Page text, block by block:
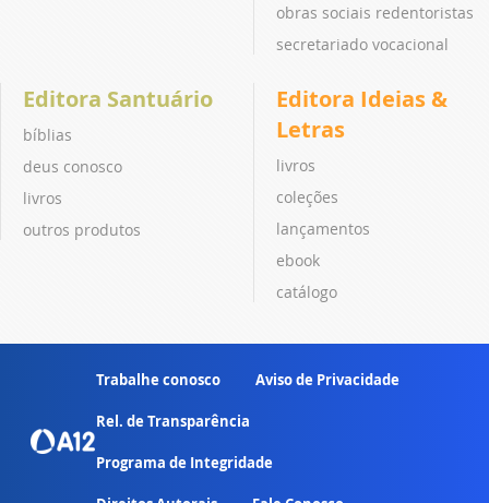
obras sociais redentoristas
secretariado vocacional
Editora Santuário
bíblias
deus conosco
livros
outros produtos
Editora Ideias &
Letras
livros
coleções
lançamentos
ebook
catálogo
Trabalhe conosco Aviso de Privacidade
Rel. de Transparência
Programa de Integridade